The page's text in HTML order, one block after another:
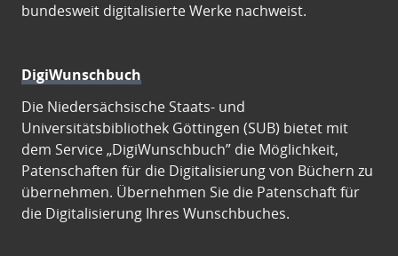
bundesweit digitalisierte Werke nachweist.
DigiWunschbuch
Die Niedersächsische Staats- und
Universitätsbibliothek Göttingen (SUB) bietet mit
dem Service „DigiWunschbuch” die Möglichkeit,
Patenschaften für die Digitalisierung von Büchern zu
übernehmen. Übernehmen Sie die Patenschaft für
die Digitalisierung Ihres Wunschbuches.